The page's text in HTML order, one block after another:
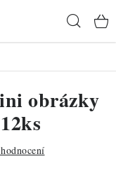
obrázky